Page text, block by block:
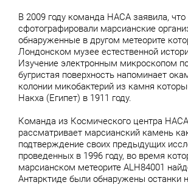
В 2009 году команда НАСА заявила, что
сфотографировали марсианские
обнаруженные в другом метеорите
Лондонском музее естественной
Изучение электронным микроскопом
бугристая поверхность напоминает
колонии микобактерий из камня
Накха (Египет) в 1911 году.
Команда из Космического центра
рассматривает марсианский камень
подтверждение своих предыдущих
проведенных в 1996 году, во время
марсианском метеорите ALH84001
Антарктиде были обнаружены останки